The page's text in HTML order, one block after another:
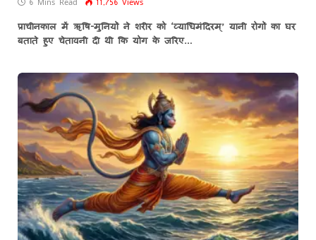
6 Mins Read 11,756 Views
प्राचीनकाल में ऋषि-मुनियों ने शरीर को ‘व्याधिमंदिरम्’ यानी रोगों का घर
बताते हुए चेतावनी दी थी कि योग के जरिए…